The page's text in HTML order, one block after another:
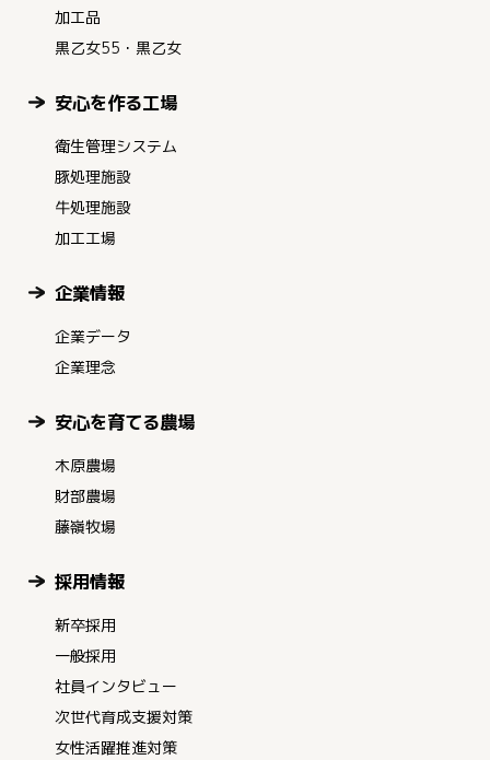
加工品
黒乙女55・黒乙女
安心を作る工場
衛生管理システム
豚処理施設
牛処理施設
加工工場
企業情報
企業データ
企業理念
安心を育てる農場
木原農場
財部農場
藤嶺牧場
採用情報
新卒採用
一般採用
社員インタビュー
次世代育成支援対策
女性活躍推進対策